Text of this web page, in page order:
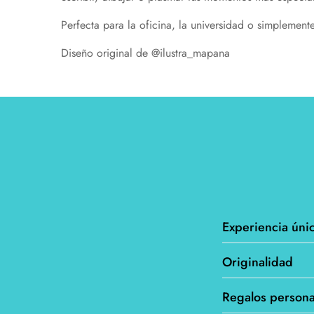
Perfecta para la oficina, la universidad o
Diseño original de @ilustra_mapana
Experiencia
Personalizar tus
artículo se
Originalidad
Al poder
Regalos